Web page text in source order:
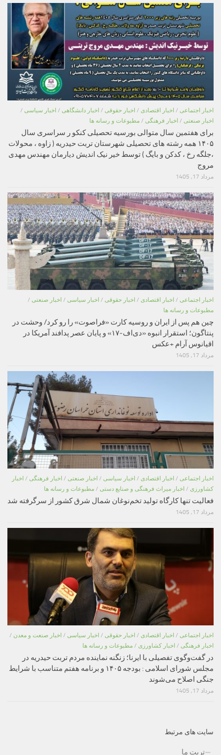
اخبار اجتماعی / اخبار اقتصادی / اخبار حقوقی / اخبار دانشگاهی / اخبار سیاسی /
اخبار صنعتی / اخبار فرهنگی / مطبوعات و رسانه ها
برای هفتمین سال متوالی بورسیه تحصیلی کنکو ر سراسری سال
۱۴۰۵ همه رشته های تحصیلی شهرستان تربت حیدریه ( زاوه ، محولات
،جلگه رخ ، کدکن و بایگ ) توسط خیر نیک اندیش دیارمان مهندس مهدی
مروج
مرداد 17, 1405
اخبار اجتماعی / اخبار اقتصادی / اخبار حقوقی / اخبار سیاسی / اخبار صنعتی /
مطبوعات و رسانه ها
چین هم پس از ایران و روسیه کارت «فراصوت» را رو کرد/ وحشت در
پنتاگون؛ استقرار انبوه «دی‌اف‑۱۷» و پایان عصر پدافند آمریکا در
اقیانوس آرام +عکس
مرداد 17, 1405
اخبار اجتماعی / اخبار اقتصادی / اخبار سیاسی / اخبار صنعتی / اخبار فرهنگی / اخبار
کشاورزی / اخبار میراث فرهنگی و صنایع دستی / مطبوعات و رسانه ها
فعالیت تنها کارگاه تولید تخم‌نوغان شمال شرق کشور از سرگرفته شد
مرداد 17, 1405
اخبار اجتماعی / اخبار اقتصادی / اخبار حقوقی / اخبار سیاسی / اخبار صنعت و معدن /
اخبار فرهنگی / اخبار کشاورزی / مطبوعات و رسانه ها
در گفت‌وگوی تفصیلی با ایرنا؛ زنگنه نماینده مردم تربت حیدریه در
مجلس شورای اسلامی : بودجه ۱۴۰۵ و برنامه هفتم متناسب با شرایط
جنگی اصلاح می‌شوند
مرداد 17, 1405
سایت های مرتبط
تربت ما